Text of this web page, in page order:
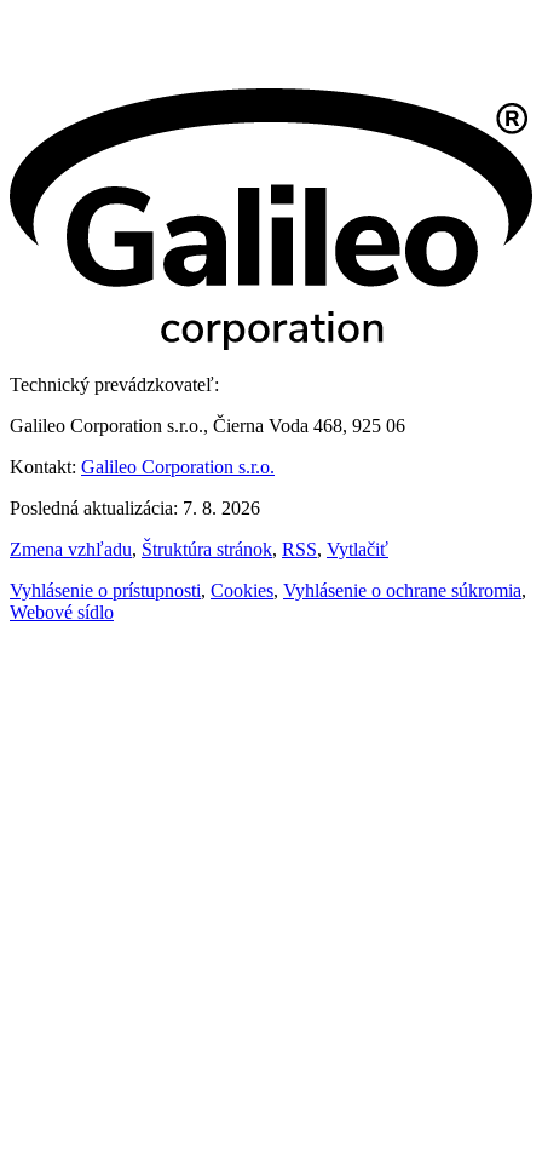
Technický prevádzkovateľ:
Galileo Corporation s.r.o., Čierna Voda 468, 925 06
Kontakt: Galileo Corporation s.r.o.
Posledná aktualizácia: 7. 8. 2026
Zmena vzhľadu, Štruktúra stránok, RSS, Vytlačiť
Vyhlásenie o prístupnosti, Cookies, Vyhlásenie o ochrane súkromia,
Webové sídlo